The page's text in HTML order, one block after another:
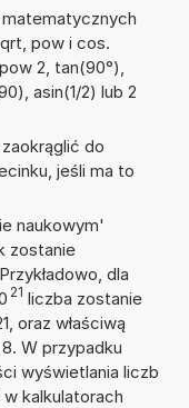
pow i cos.
2, tan(90°),
asin(1/2) lub 2
do
jeśli ma to
naukowym'
zostanie
dla
21 liczba zostanie
oraz właściwą
W przypadku
wyświetlania liczb
w kalkulatorach